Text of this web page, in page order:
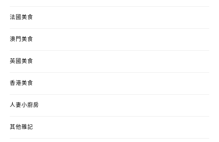
法國美食
澳門美食
英國美食
香港美食
人妻小廚房
其他雜記